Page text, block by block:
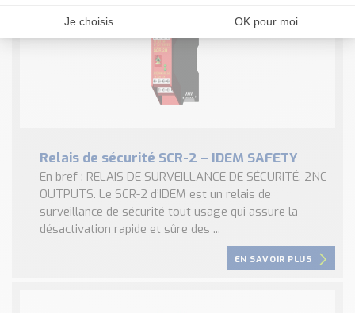
Relais de sécurité SCR-2 – IDEM SAFETY
En bref : RELAIS DE SURVEILLANCE DE SÉCURITÉ. 2NC
OUTPUTS. Le SCR-2 d’IDEM est un relais de
surveillance de sécurité tout usage qui assure la
désactivation rapide et sûre des ...
EN SAVOIR PLUS